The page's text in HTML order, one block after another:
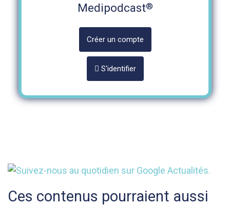
Medipodcast®
Créer un compte
S'identifier
Ces contenus pourraient aussi